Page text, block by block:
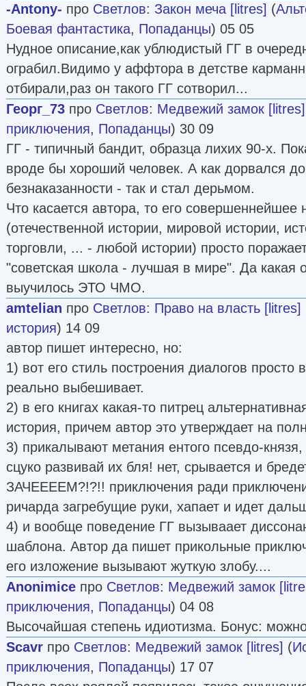
-Antony- про Светлов: Закон меча [litres] (
Боевая фантастика, Попаданцы) 05 05
Нудное описание,как ублюдистый ГГ в
ограбил.Видимо у аффтора в детстве
отбирали,раз он такого ГГ сотворил...
Георг_73 про Светлов: Медвежий замок [litres]
приключения, Попаданцы) 30 09
ГГ - типичный бандит, образца лихих 90-х.
вроде бы хороший человек. А как дорвался
безнаказанности - так и стал дерьмом.
Что касается автора, то его совершеннейшее
(отечественной истории, мировой истории,
торговли, ... - любой истории) просто
"советская школа - лучшая в мире". Да какая
выучилось ЭТО ЧМО.
amtelian про Светлов: Право на власть [litres]
история) 14 09
автор пишет интересно, но:
1) вот его стиль построения диалогов просто
реально выбешивает.
2) в его книгах какая-то питрец
история, причем автор это утверждает на
3) прикалывают метания ентого псевдо-
сцуко развивай их бля! нет, срывается и
ЗАЧЕЕЕЕМ?!?!! приключения ради
ричарда загребущие руки, хапает и идет
4) и вообще поведение ГГ вызываает
шаблона. Автор да пишет прикольные
его изложение вызывают жуткую злобу....
Anonimice про Светлов: Медвежий замок
приключения, Попаданцы) 04 08
Высочайшая степень идиотизма. Бонус:
Scavr про Светлов: Медвежий замок [litres] (
приключения, Попаданцы) 17 07